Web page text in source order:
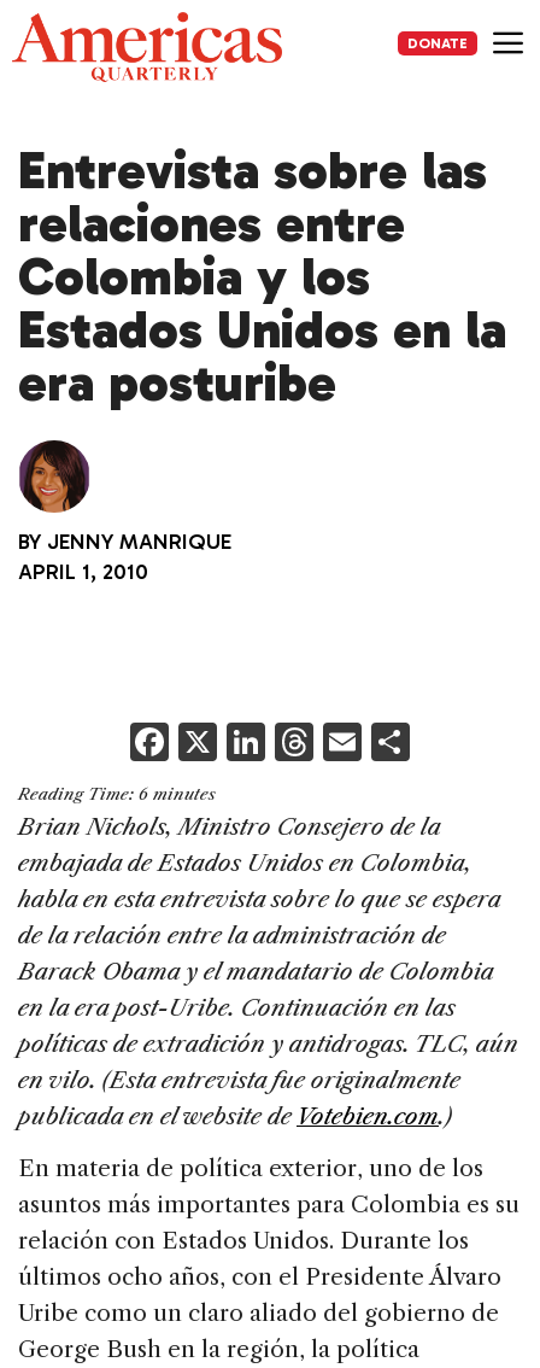
Skip
to
content
DONATE
Entrevista sobre las
relaciones entre
Colombia y los
Estados Unidos en la
era posturibe
BY JENNY MANRIQUE
APRIL 1, 2010
F
a
c
e
b
o
o
k
X Li
k
e
dI
n
T
re
a
d
s
E
ai
l
ar
e
Reading Time: 6 minutes
Brian Nichols, Ministro Consejero de la
embajada de Estados Unidos en Colombia,
habla en esta entrevista sobre lo que se espera
de la relación entre la administración de
Barack Obama y el mandatario de Colombia
en la era post-Uribe. Continuación en las
políticas de extradición y antidrogas. TLC, aún
en vilo. (Esta entrevista fue originalmente
publicada en el website de Votebien.com.)
En materia de política exterior, uno de los
asuntos más importantes para Colombia es su
relación con Estados Unidos. Durante los
últimos ocho años, con el Presidente Álvaro
Uribe como un claro aliado del gobierno de
George Bush en la región, la política